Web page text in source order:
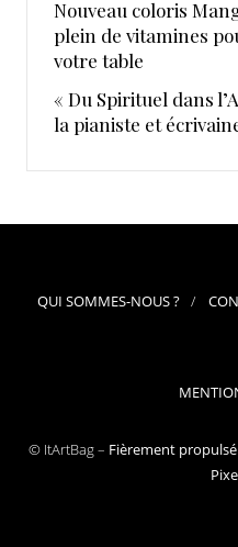
Nouveau coloris
plein de vitamines
votre table
« Du Spirituel dans
la pianiste et
QUI SOMMES-NOUS ?
© ItArtBag – Fièrement